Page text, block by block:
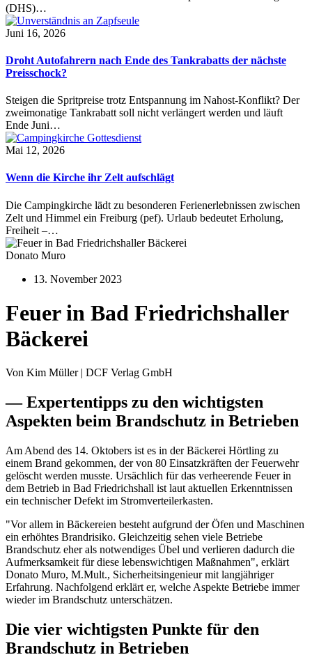
(DHS)…
Juni 16, 2026
Droht Autofahrern nach Ende des Tankrabatts der nächste
Preisschock?
Steigen die Spritpreise trotz Entspannung im Nahost-Konflikt? Der
zweimonatige Tankrabatt soll nicht verlängert werden und läuft
Ende Juni…
Mai 12, 2026
Wenn die Kirche ihr Zelt aufschlägt
Die Campingkirche lädt zu besonderen Ferienerlebnissen zwischen
Zelt und Himmel ein Freiburg (pef). Urlaub bedeutet Erholung,
Freiheit –…
Donato Muro
13. November 2023
Feuer in Bad Friedrichshaller
Bäckerei
Von Kim Müller | DCF Verlag GmbH
— Expertentipps zu den wichtigsten
Aspekten beim Brandschutz in Betrieben
Am Abend des 14. Oktobers ist es in der Bäckerei Hörtling zu
einem Brand gekommen, der von 80 Einsatzkräften der Feuerwehr
gelöscht werden musste. Ursächlich für das verheerende Feuer in
dem Betrieb in Bad Friedrichshall ist laut aktuellen Erkenntnissen
ein technischer Defekt im Stromverteilerkasten.
"Vor allem in Bäckereien besteht aufgrund der Öfen und Maschinen
ein erhöhtes Brandrisiko. Gleichzeitig sehen viele Betriebe
Brandschutz eher als notwendiges Übel und verlieren dadurch die
Aufmerksamkeit für diese lebenswichtigen Maßnahmen", erklärt
Donato Muro, M.Mult., Sicherheitsingenieur mit langjähriger
Erfahrung. Nachfolgend erklärt er, welche Aspekte Betriebe immer
wieder im Brandschutz unterschätzen.
Die vier wichtigsten Punkte für den
Brandschutz in Betrieben